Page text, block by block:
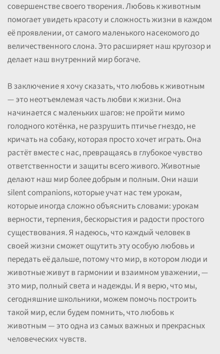
совершенстве своего творения. Любовь к животным
помогает увидеть красоту и сложность жизни в каждом
её проявлении, от самого маленького насекомого до
величественного слона. Это расширяет наш кругозор и
делает наш внутренний мир богаче.
В заключение я хочу сказать, что любовь к животным
— это неотъемлемая часть любви к жизни. Она
начинается с маленьких шагов: не пройти мимо
голодного котёнка, не разрушить птичье гнездо, не
кричать на собаку, которая просто хочет играть. Она
растёт вместе с нас, превращаясь в глубокое чувство
ответственности и защиты всего живого. Животные
делают наш мир более добрым и полным. Они наши
silent companions, которые учат нас тем урокам,
которые иногда сложно объяснить словами: урокам
верности, терпения, бескорыстия и радости простого
существования. Я надеюсь, что каждый человек в
своей жизни сможет ощутить эту особую любовь и
передать её дальше, потому что мир, в котором люди и
животные живут в гармонии и взаимном уважении, —
это мир, полный света и надежды. И я верю, что мы,
сегодняшние школьники, можем помочь построить
такой мир, если будем помнить, что любовь к
животным — это одна из самых важных и прекрасных
человеческих чувств.